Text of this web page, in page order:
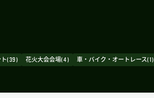
( 39 ) 花火大会会場( 4 ) 車・バイク・オートレース( 1 )